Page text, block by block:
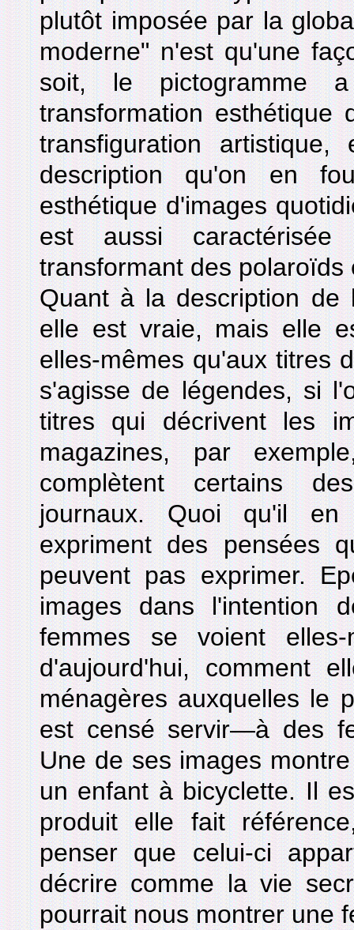
plutôt imposée par la
moderne" n'est qu'une
soit, le pictogramme
transformation
transfiguration
description qu'on en
esthétique d'images
est aussi
transformant des polaroïds
Quant à la description de
elle est vraie, mais elle
elles-mêmes qu'aux titres
s'agisse de légendes, si
titres qui décrivent les
magazines, par
complètent certains
journaux. Quoi qu'il
expriment des pensées
peuvent pas exprimer.
images dans l'intention
femmes se voient
d'aujourd'hui, comment
ménagères auxquelles le
est censé servir—à des
Une de ses images
un enfant à bicyclette. Il
produit elle fait
penser que celui-ci
décrire comme la vie
pourrait nous montrer une